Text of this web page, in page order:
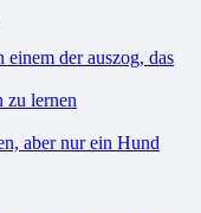
zu lernen